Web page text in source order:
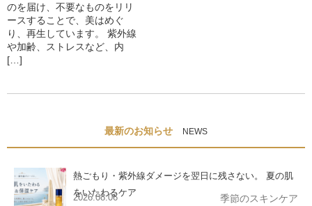
のを届け、不要なものをリリ
ースすることで、美はめぐ
り、再生しています。 紫外線
や加齢、ストレスなど、内
[…]
最新のお知らせ NEWS
熱ごもり・紫外線ダメージを翌日に残さない。 夏の肌
をいたわるケア
2026.08.06 季節のスキンケア